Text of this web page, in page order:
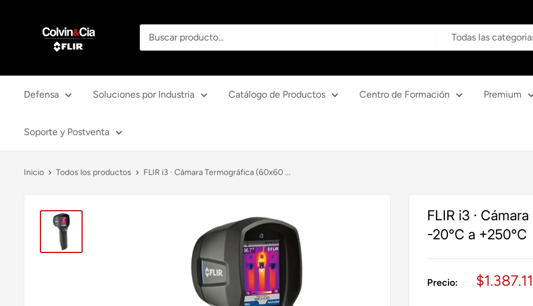
directamente
Todas las
Defensa Soluciones por Industria Catálogo de Productos Centro de Formación Premium
Soporte y Postventa
Inicio Todos los productos FLIR i3 · Cámara Termográfica (60x60 ...
FLIR i3 ·
-20°C a +250°C
Precio:
Precio